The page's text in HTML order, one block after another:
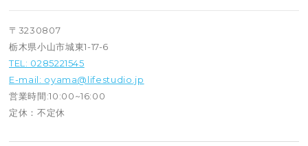
〒3230807
栃木県小山市城東1-17-6
TEL: 0285221545
E-mail: oyama@lifestudio.jp
営業時間:10:00~16:00
定休：不定休